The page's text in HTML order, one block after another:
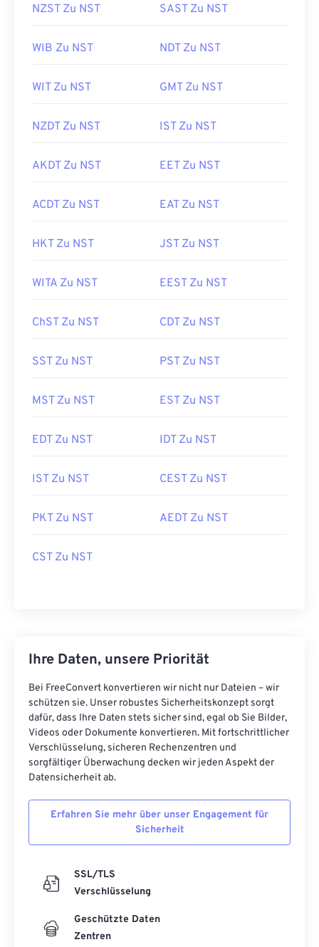
NZST Zu NST SAST Zu NST
WIB Zu NST NDT Zu NST
WIT Zu NST GMT Zu NST
NZDT Zu NST IST Zu NST
AKDT Zu NST EET Zu NST
ACDT Zu NST EAT Zu NST
HKT Zu NST JST Zu NST
WITA Zu NST EEST Zu NST
ChST Zu NST CDT Zu NST
SST Zu NST PST Zu NST
MST Zu NST EST Zu NST
EDT Zu NST IDT Zu NST
IST Zu NST CEST Zu NST
PKT Zu NST AEDT Zu NST
CST Zu NST
Ihre Daten, unsere Priorität
Bei FreeConvert konvertieren wir nicht nur Dateien – wir
schützen sie. Unser robustes Sicherheitskonzept sorgt
dafür, dass Ihre Daten stets sicher sind, egal ob Sie Bilder,
Videos oder Dokumente konvertieren. Mit fortschrittlicher
Verschlüsselung, sicheren Rechenzentren und
sorgfältiger Überwachung decken wir jeden Aspekt der
Datensicherheit ab.
Erfahren Sie mehr über unser Engagement für
Sicherheit
SSL/TLS
Verschlüsselung
Geschützte Daten
Zentren